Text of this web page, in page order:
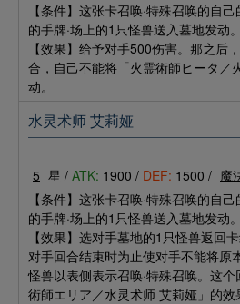
【条件】这张卡召唤·特殊召唤的自
的手牌·场上的1只怪兽送入墓地发动。
【效果】给予对手500伤害。那之后
合，自己不能将「火霊術師ヒータ／
动。
水灵术师 艾莉娅
5 星 / ATK: 1900 / DEF: 1500 / 魔
【条件】这张卡召唤·特殊召唤的自
的手牌·场上的1只怪兽送入墓地发动。
【效果】选对手墓地的1只怪兽返回
对手回合结束时为止使对手不能将原
怪兽以表侧表示召唤·特殊召唤。这
術師エリア／水灵术师 艾莉娅」的效